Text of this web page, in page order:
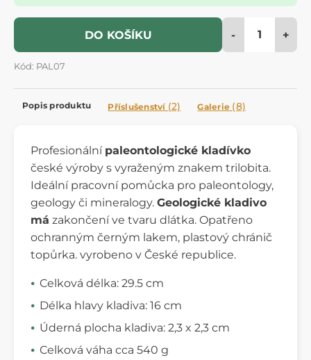
DO KOŠÍKU - +
Kód: PAL07
Popis produktu Příslušenství (2) Galerie (8)
Profesionální paleontologické kladívko
české výroby s vyraženým znakem trilobita.
Ideální pracovní pomůcka pro paleontology,
geology či mineralogy. Geologické kladivo
má zakončení ve tvaru dlátka. Opatřeno
ochranným černým lakem, plastový chránič
topůrka. vyrobeno v České republice.
Celková délka: 29.5 cm
Délka hlavy kladiva: 16 cm
Úderná plocha kladiva: 2,3 x 2,3 cm
Celková váha cca 540 g